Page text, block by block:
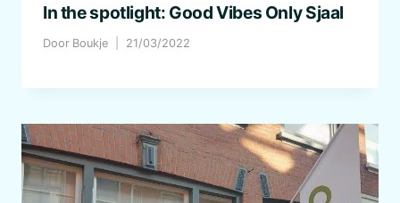
In the spotlight: Good Vibes Only Sjaal
Door Boukje 21/03/2022